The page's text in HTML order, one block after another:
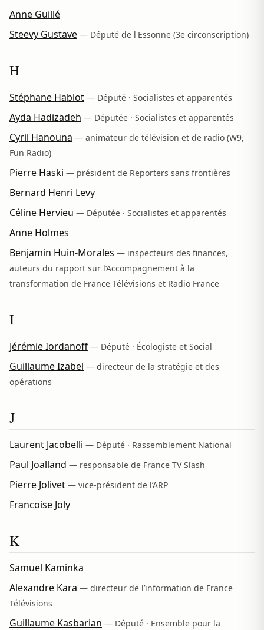
Anne Guillé
Steevy Gustave — Député de l'Essonne (3e circonscription)
H
Stéphane Hablot — Député · Socialistes et apparentés
Ayda Hadizadeh — Députée · Socialistes et apparentés
Cyril Hanouna — animateur de télévision et de radio (W9,
Fun Radio)
Pierre Haski — président de Reporters sans frontières
Bernard Henri Levy
Céline Hervieu — Députée · Socialistes et apparentés
Anne Holmes
Benjamin Huin-Morales — inspecteurs des finances,
auteurs du rapport sur l’Accompagnement à la
transformation de France Télévisions et Radio France
I
Jérémie Iordanoff — Député · Écologiste et Social
Guillaume Izabel — directeur de la stratégie et des
opérations
J
Laurent Jacobelli — Député · Rassemblement National
Paul Joalland — responsable de France TV Slash
Pierre Jolivet — vice-président de l’ARP
Francoise Joly
K
Samuel Kaminka
Alexandre Kara — directeur de l’information de France
Télévisions
Guillaume Kasbarian — Député · Ensemble pour la